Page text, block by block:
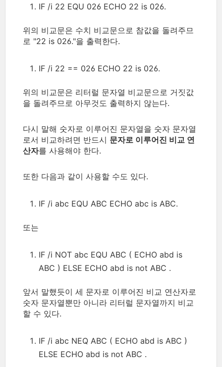
IF /i 22 EQU 026 ECHO 22 is 026.
위의 비교문은 수치 비교문으로 참값을 돌려주므
로 "22 is 026."을 출력한다.
IF /i 22 == 026 ECHO 22 is 026.
위의 비교문은 리터럴 문자열 비교문으로 거짓값
을 돌려주므로 아무것도 출력하지 않는다.
다시 말해 숫자로 이루어진 문자열을 숫자 문자열
로서 비교하려면 반드시 문자로 이루어진 비교 연
산자를 사용해야 한다.
또한 다음과 같이 사용할 수도 있다.
IF /i abc EQU ABC ECHO abc is ABC.
또는
IF /i NOT abc EQU ABC ( ECHO abd is
ABC ) ELSE ECHO abd is not ABC .
앞서 말했듯이 세 문자로 이루어진 비교 연산자로
숫자 문자열뿐만 아니라 리터럴 문자열까지 비교
할 수 있다.
IF /i abc NEQ ABC ( ECHO abd is ABC )
ELSE ECHO abd is not ABC .